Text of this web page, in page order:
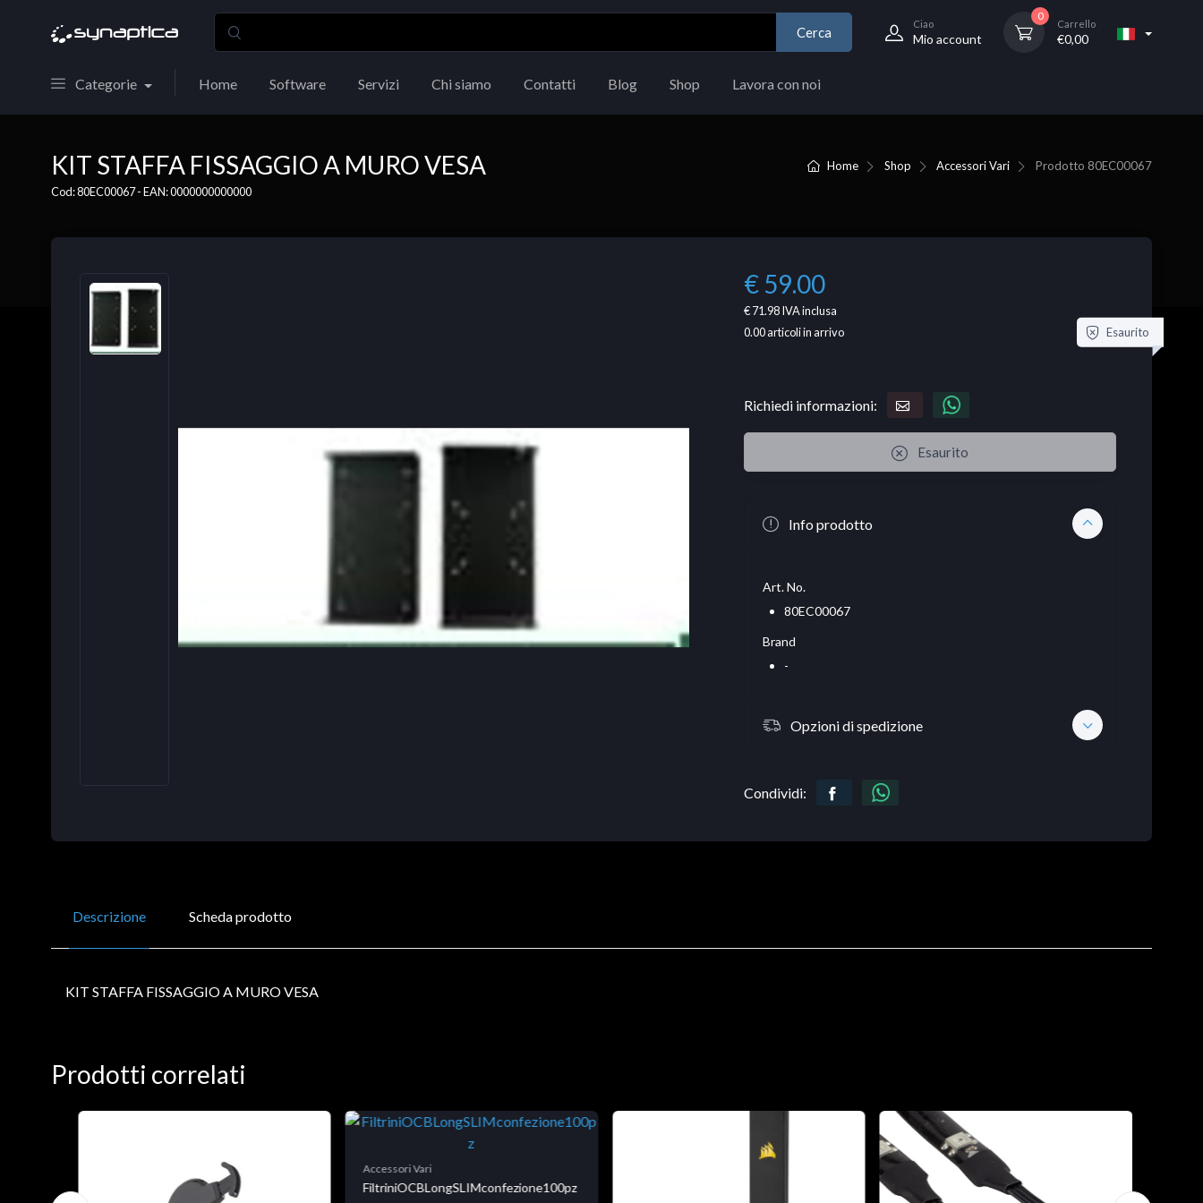
Cerca
Ciao
Mio account
0
Carrello
€0,00
Categorie Home Software Servizi Chi siamo Contatti Blog Shop Lavora con noi
Home Shop Accessori Vari Prodotto 80EC00067
KIT STAFFA FISSAGGIO A MURO VESA
Cod: 80EC00067 - EAN: 0000000000000
€ 59.00
€ 71.98IVA inclusa
0.00articoli in arrivo Esaurito
Richiedi informazioni:
Esaurito
Info prodotto
Art. No.
80EC00067
Brand
-
Opzioni di spedizione
Condividi:
Descrizione Scheda prodotto
KIT STAFFA FISSAGGIO A MURO VESA
Prodotti correlati
Accessori Vari
FiltriniOCBLongSLIMconfezione100pz